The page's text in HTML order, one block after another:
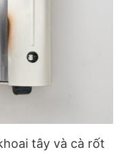
tây và cà rốt